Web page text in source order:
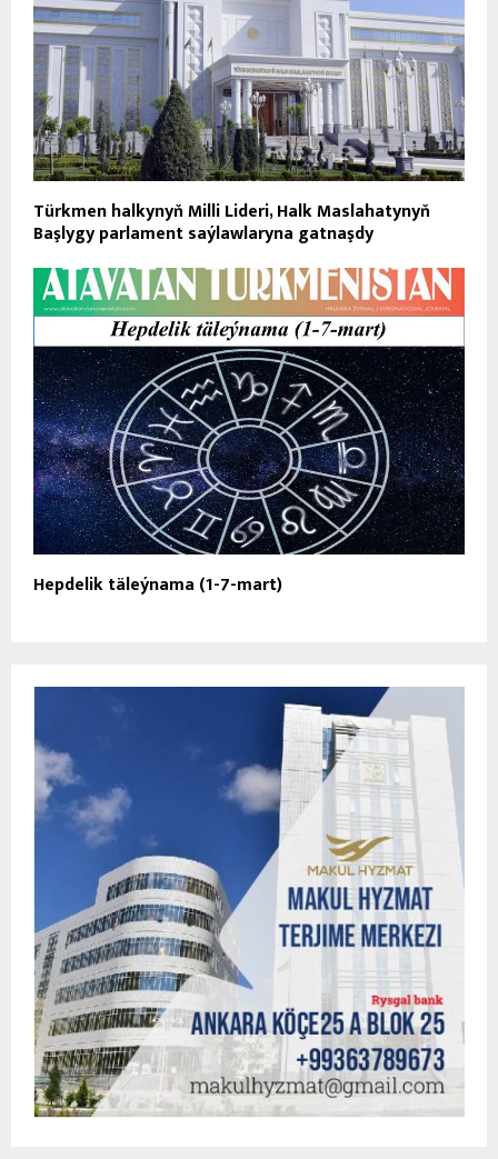
Türkmen halkynyň Milli Lideri, Halk Maslahatynyň
Başlygy parlament saýlawlaryna gatnaşdy
Hepdelik täleýnama (1-7-mart)